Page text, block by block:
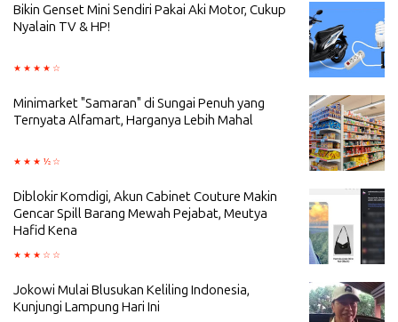
Bikin Genset Mini Sendiri Pakai Aki Motor, Cukup
Nyalain TV & HP!
Minimarket "Samaran" di Sungai Penuh yang
Ternyata Alfamart, Harganya Lebih Mahal
Diblokir Komdigi, Akun Cabinet Couture Makin
Gencar Spill Barang Mewah Pejabat, Meutya
Hafid Kena
Jokowi Mulai Blusukan Keliling Indonesia,
Kunjungi Lampung Hari Ini